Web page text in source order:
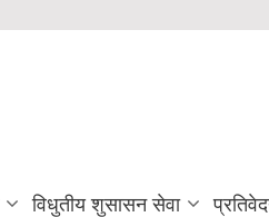
विधुतीय शुसासन सेवा